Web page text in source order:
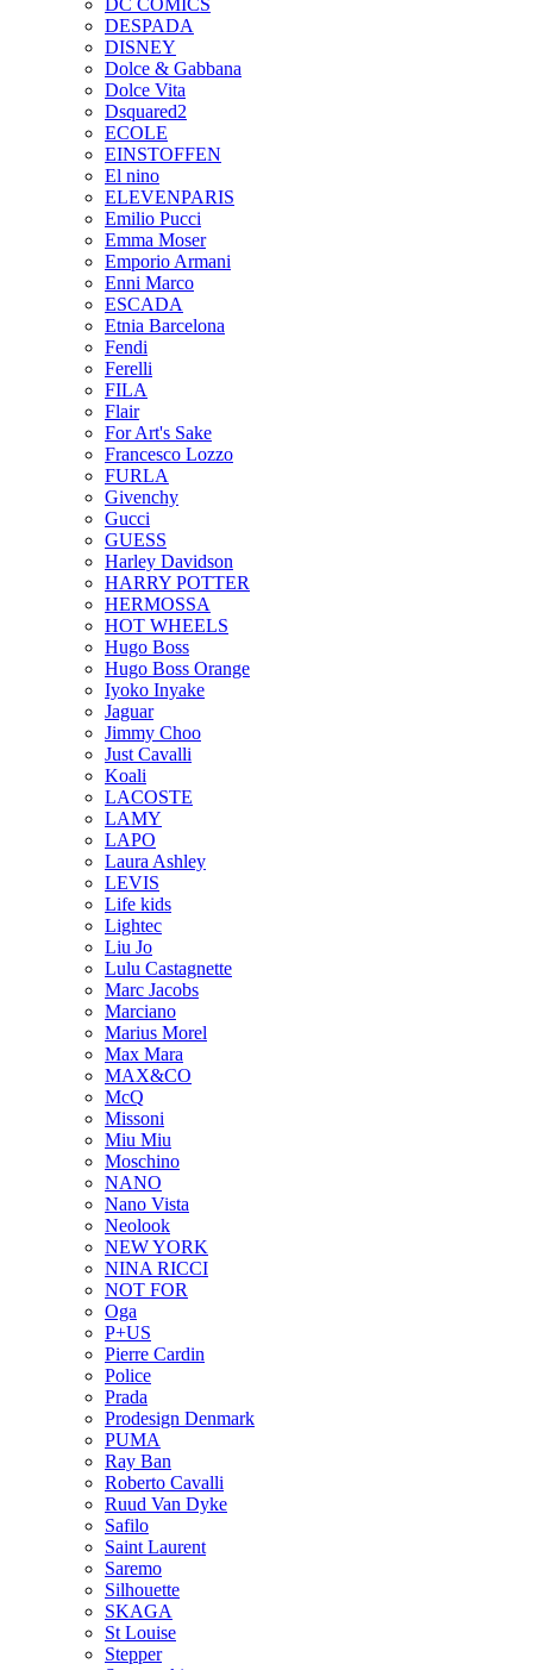
DC COMICS
DESPADA
DISNEY
Dolce & Gabbana
Dolce Vita
Dsquared2
ECOLE
EINSTOFFEN
El nino
ELEVENPARIS
Emilio Pucci
Emma Moser
Emporio Armani
Enni Marco
ESCADA
Etnia Barcelona
Fendi
Ferelli
FILA
Flair
For Art's Sake
Francesco Lozzo
FURLA
Givenchy
Gucci
GUESS
Harley Davidson
HARRY POTTER
HERMOSSA
HOT WHEELS
Hugo Boss
Hugo Boss Orange
Iyoko Inyake
Jaguar
Jimmy Choo
Just Cavalli
Koali
LACOSTE
LAMY
LAPO
Laura Ashley
LEVIS
Life kids
Lightec
Liu Jo
Lulu Castagnette
Marc Jacobs
Marciano
Marius Morel
Max Mara
MAX&CO
McQ
Missoni
Miu Miu
Moschino
NANO
Nano Vista
Neolook
NEW YORK
NINA RICCI
NOT FOR
Oga
P+US
Pierre Cardin
Police
Prada
Prodesign Denmark
PUMA
Ray Ban
Roberto Cavalli
Ruud Van Dyke
Safilo
Saint Laurent
Saremo
Silhouette
SKAGA
St Louise
Stepper